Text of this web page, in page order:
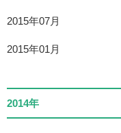
2015年07月
2015年01月
2014年